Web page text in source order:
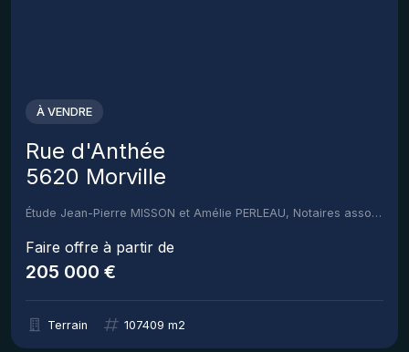
À VENDRE
Rue d'Anthée
5620 Morville
Étude Jean-Pierre MISSON et Amélie PERLEAU, Notaires associés
Faire offre à partir de
205 000 €
Terrain 107409 m2